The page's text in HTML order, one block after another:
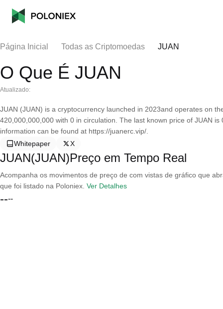
Página Inicial Todas as Criptomoedas JUAN
O Que É JUAN
Atualizado:
JUAN (JUAN) is a cryptocurrency launched in 2023and operates on
420,000,000,000 with 0 in circulation. The last known price of JUAN
information can be found at https://juanerc.vip/.
Whitepaper
X
JUAN(JUAN)Preço em Tempo Real
Acompanha os movimentos de preço de com vistas de gráfico que
que foi listado na Poloniex. Ver Detalhes
----